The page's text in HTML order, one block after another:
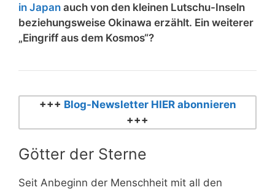
in Japan auch von den kleinen Lutschu-Inseln
beziehungsweise Okinawa erzählt. Ein weiterer
„Eingriff aus dem Kosmos“?
+++ Blog-Newsletter HIER abonnieren
+++
Götter der Sterne
Seit Anbeginn der Menschheit mit all den